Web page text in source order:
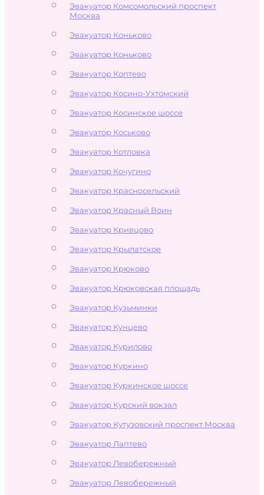
Эвакуатор Комсомольский проспект
Москва
Эвакуатор Коньково
Эвакуатор Коньково
Эвакуатор Коптево
Эвакуатор Косино-Ухтомский
Эвакуатор Косинское шоссе
Эвакуатор Коськово
Эвакуатор Котловка
Эвакуатор Кочугино
Эвакуатор Красносельский
Эвакуатор Красный Воин
Эвакуатор Кривцово
Эвакуатор Крылатское
Эвакуатор Крюково
Эвакуатор Крюковская площадь
Эвакуатор Кузьминки
Эвакуатор Кунцево
Эвакуатор Курилово
Эвакуатор Куркино
Эвакуатор Куркинское шоссе
Эвакуатор Курский вокзал
Эвакуатор Кутузовский проспект Москва
Эвакуатор Лаптево
Эвакуатор Левобережный
Эвакуатор Левобережный